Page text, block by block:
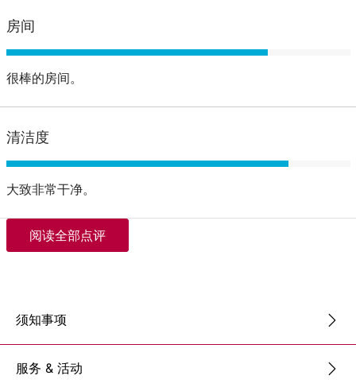
房间
很棒的房间。
清洁度
大致非常干净。
阅读全部点评
须知事项
服务 & 活动